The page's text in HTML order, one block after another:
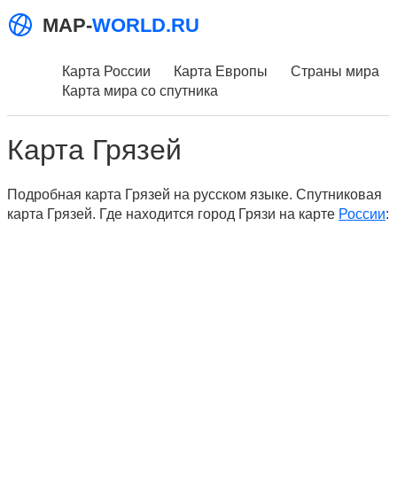
MAP-WORLD.RU
Карта России Карта Европы
Страны мира
Карта мира со спутника
Карта Грязей
Подробная карта Грязей на русском языке. Спутниковая
карта Грязей. Где находится город Грязи на карте России: